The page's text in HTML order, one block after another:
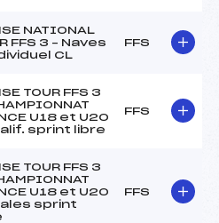
NATIONAL
FFS 3 – Naves
CL
FFS
TOUR FFS 3
U18 et U20
sprint libre
FFS
TOUR FFS 3
U18 et U20
sprint
FFS